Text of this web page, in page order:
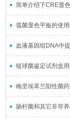
简单介绍下CRE显
弧菌显色平板的使
血液基因组DNA中
链球菌鉴定试剂盒
梅里埃革兰阳性菌